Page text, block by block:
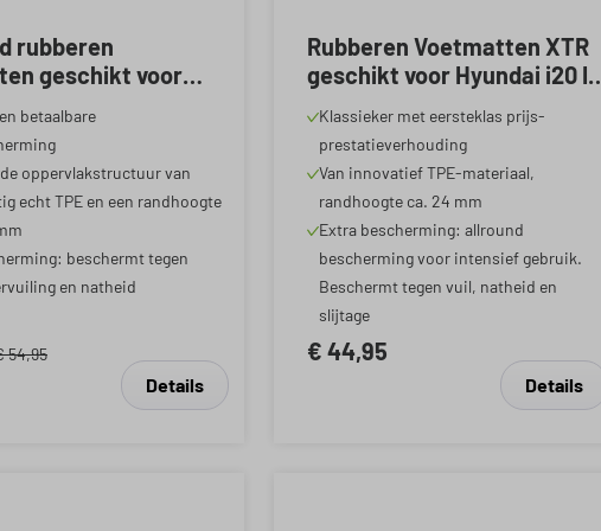
rubberen
geschikt voor
i30/i30 Fastback
Hyundai Ioniq
Kia Ceed/Ceed
ProCeed/XCeed
betaalbare
oppervlakstructuur van
echt TPE en een randhoogte
beschermt tegen
en natheid
54,95
Details
Rubberen Voetmatten XTR
geschikt voor Hyundai i20 III
(BC3, BI3) 08/2020-Vandaag
Klassieker met eersteklas prijs-
prestatieverhouding
Van innovatief TPE-materiaal,
randhoogte ca. 24 mm
Extra bescherming: allround
bescherming voor intensief gebruik.
Beschermt tegen vuil, natheid en
slijtage
€ 44,95
Details